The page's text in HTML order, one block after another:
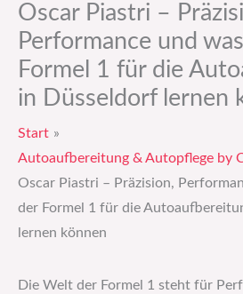
Oscar Piastri –
Performance und
Formel 1 für die
in Düsseldorf lernen
Start
Autoaufbereitung & Autopflege by
Oscar Piastri – Präzision,
der Formel 1 für die
lernen können
Die Welt der Formel 1 steht für